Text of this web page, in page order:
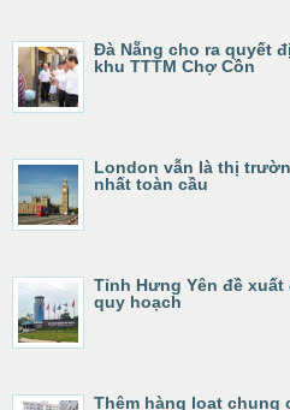
Đà Nẵng cho ra quyết
khu TTTM Chợ Cồn
London vẫn là thị
nhất toàn cầu
Tỉnh Hưng Yên đề
quy hoạch
Thêm hàng loạt chung